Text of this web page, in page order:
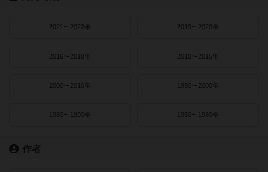
2021〜2022年 2019〜2020年
2016〜2018年 2010〜2015年
2000〜2010年 1990〜2000年
1980〜1990年 1950〜1980年
作者